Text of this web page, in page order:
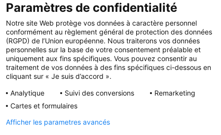
Politique de confidentialité
Paramètres de confidentialité
Notre site Web protège vos données à caractère personnel
conformément au règlement général de protection des données
(RGPD) de l’Union européenne. Nous traiterons vos données
personnelles sur la base de votre consentement préalable et
uniquement aux fins spécifiques. Vous pouvez consentir au
traitement de vos données à des fins spécifiques ci-dessous en
cliquant sur « Je suis d’accord ».
Analytique
Suivi des conversions
Remarketing
Cartes et formulaires
Afficher les parametres avancés